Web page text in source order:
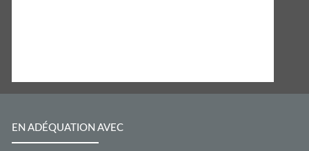
EN ADÉQUATION AVEC